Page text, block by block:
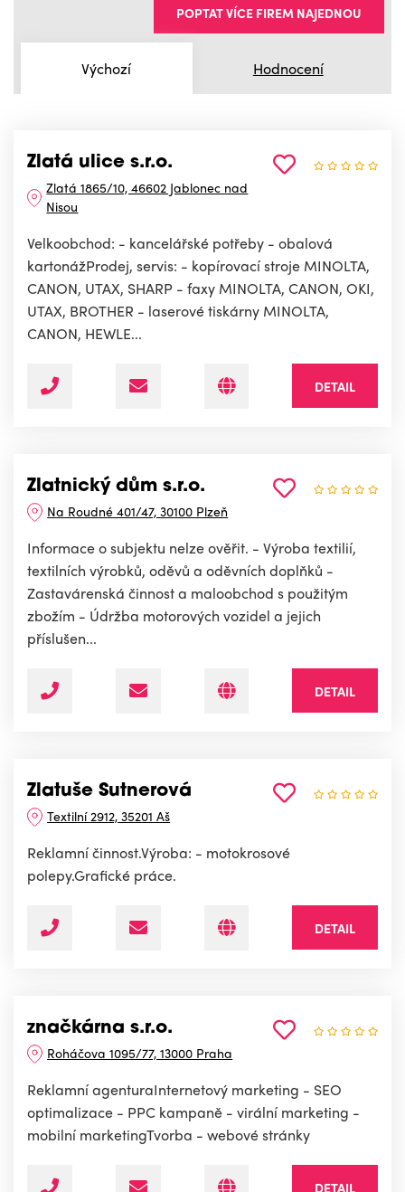
Výchozí Hodnocení
POPTAT VÍCE FIREM NAJEDNOU
Zlatá ulice s.r.o.
Zlatá 1865/10, 46602 Jablonec nad
Nisou
Velkoobchod: - kancelářské potřeby - obalová
kartonážProdej, servis: - kopírovací stroje MINOLTA,
CANON, UTAX, SHARP - faxy MINOLTA, CANON, OKI,
UTAX, BROTHER - laserové tiskárny MINOLTA,
CANON, HEWLE...
DETAIL
Zlatnický dům s.r.o.
Na Roudné 401/47, 30100 Plzeň
Informace o subjektu nelze ověřit. - Výroba textilií,
textilních výrobků, oděvů a oděvních doplňků -
Zastavárenská činnost a maloobchod s použitým
zbožím - Údržba motorových vozidel a jejich
příslušen...
DETAIL
Zlatuše Sutnerová
Textilní 2912, 35201 Aš
Reklamní činnost.Výroba: - motokrosové
polepy.Grafické práce.
DETAIL
značkárna s.r.o.
Roháčova 1095/77, 13000 Praha
Reklamní agenturaInternetový marketing - SEO
optimalizace - PPC kampaně - virální marketing -
mobilní marketingTvorba - webové stránky
DETAIL